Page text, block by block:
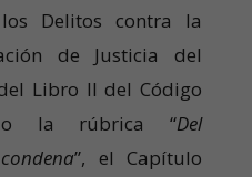
Delitos contra la
de Justicia del
Libro II del Código
la rúbrica “Del
”, el Capítulo